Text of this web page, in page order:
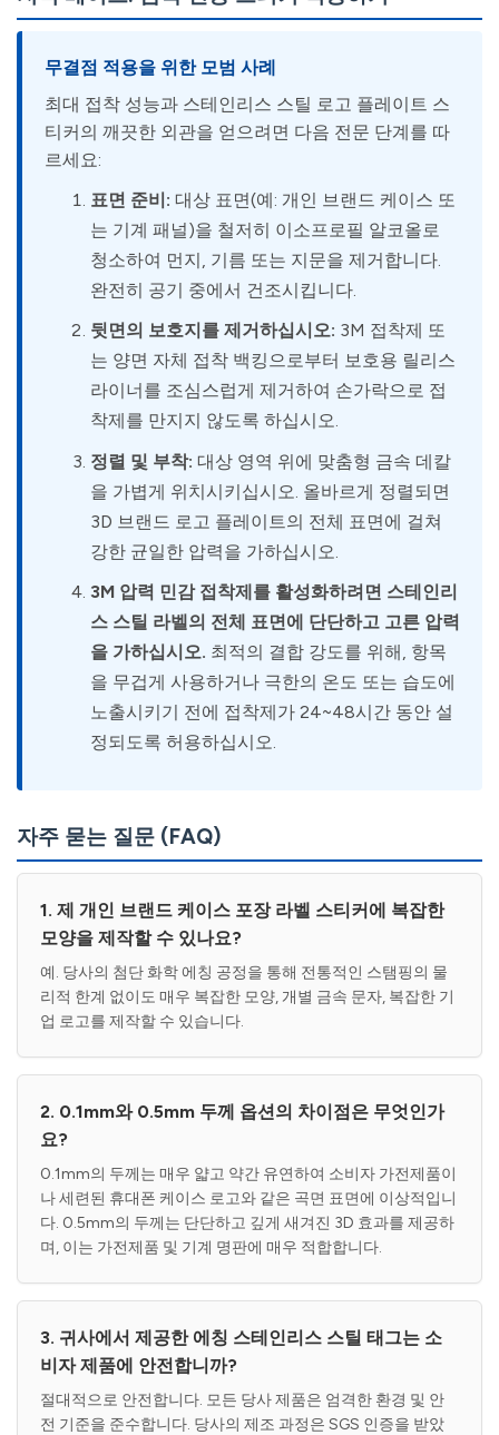
무결점 적용을 위한 모범 사례
최대 접착 성능과 스테인리스 스틸 로고 플레이트 스
티커의 깨끗한 외관을 얻으려면 다음 전문 단계를 따
르세요:
표면 준비: 대상 표면(예: 개인 브랜드 케이스 또
는 기계 패널)을 철저히 이소프로필 알코올로
청소하여 먼지, 기름 또는 지문을 제거합니다.
완전히 공기 중에서 건조시킵니다.
뒷면의 보호지를 제거하십시오: 3M 접착제 또
는 양면 자체 접착 백킹으로부터 보호용 릴리스
라이너를 조심스럽게 제거하여 손가락으로 접
착제를 만지지 않도록 하십시오.
정렬 및 부착: 대상 영역 위에 맞춤형 금속 데칼
을 가볍게 위치시키십시오. 올바르게 정렬되면
3D 브랜드 로고 플레이트의 전체 표면에 걸쳐
강한 균일한 압력을 가하십시오.
3M 압력 민감 접착제를 활성화하려면 스테인리
스 스틸 라벨의 전체 표면에 단단하고 고른 압력
을 가하십시오. 최적의 결합 강도를 위해, 항목
을 무겁게 사용하거나 극한의 온도 또는 습도에
노출시키기 전에 접착제가 24~48시간 동안 설
정되도록 허용하십시오.
자주 묻는 질문 (FAQ)
1. 제 개인 브랜드 케이스 포장 라벨 스티커에 복잡한
모양을 제작할 수 있나요?
예. 당사의 첨단 화학 에칭 공정을 통해 전통적인 스탬핑의 물
리적 한계 없이도 매우 복잡한 모양, 개별 금속 문자, 복잡한 기
업 로고를 제작할 수 있습니다.
2. 0.1mm와 0.5mm 두께 옵션의 차이점은 무엇인가
요?
0.1mm의 두께는 매우 얇고 약간 유연하여 소비자 가전제품이
나 세련된 휴대폰 케이스 로고와 같은 곡면 표면에 이상적입니
다. 0.5mm의 두께는 단단하고 깊게 새겨진 3D 효과를 제공하
며, 이는 가전제품 및 기계 명판에 매우 적합합니다.
3. 귀사에서 제공한 에칭 스테인리스 스틸 태그는 소
비자 제품에 안전합니까?
절대적으로 안전합니다. 모든 당사 제품은 엄격한 환경 및 안
전 기준을 준수합니다. 당사의 제조 과정은 SGS 인증을 받았